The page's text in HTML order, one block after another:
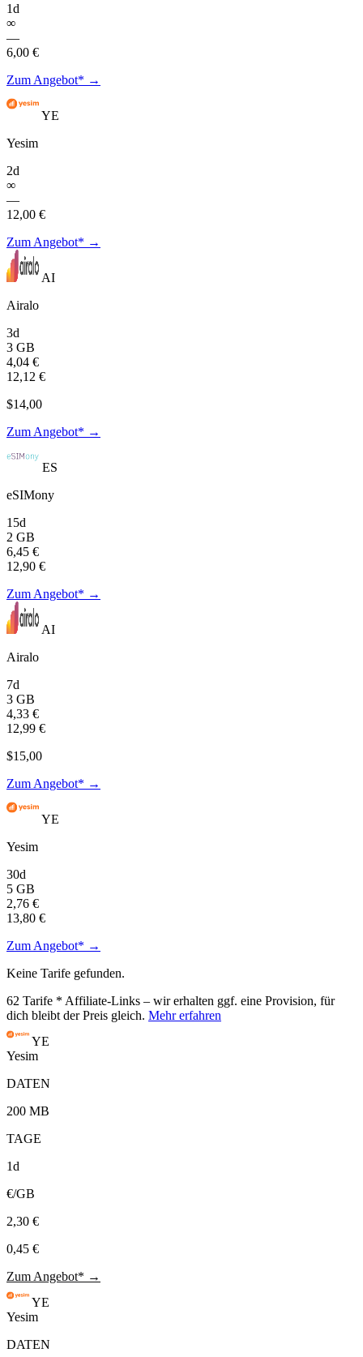
1d
∞
—
6,00 €
Zum Angebot* →
YE
Yesim
2d
∞
—
12,00 €
Zum Angebot* →
AI
Airalo
3d
3 GB
4,04 €
12,12 €
$14,00
Zum Angebot* →
ES
eSIMony
15d
2 GB
6,45 €
12,90 €
Zum Angebot* →
AI
Airalo
7d
3 GB
4,33 €
12,99 €
$15,00
Zum Angebot* →
YE
Yesim
30d
5 GB
2,76 €
13,80 €
Zum Angebot* →
Keine Tarife gefunden.
62 Tarife * Affiliate-Links – wir erhalten ggf. eine Provision, für
dich bleibt der Preis gleich. Mehr erfahren
YE
Yesim
DATEN
200 MB
TAGE
1d
€/GB
2,30 €
0,45 €
Zum Angebot* →
YE
Yesim
DATEN